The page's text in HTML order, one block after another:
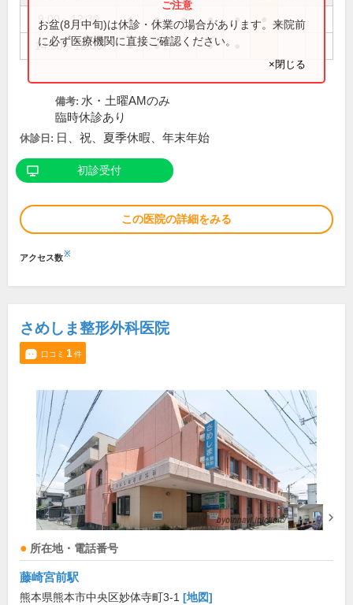
9:00～12:30 ● ● ● ● ●
14:30～18:00 ● ● ●
お盆(8月中旬)は休診・休業の場合があります。来院前
に必ず医療機関に直接ご確認ください。
×閉じる
備考: 水・土曜AMのみ
臨時休診あり
休診日: 日、祝、夏季休暇、年末年始
初診受付
この医院の詳細をみる
アクセス数※
さめしま整形外科医院
口コミ 1件
所在地・電話番号
藤崎宮前駅
熊本県熊本市中央区妙体寺町3-1 [地図]